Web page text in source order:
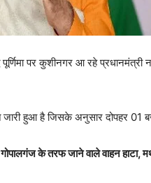
पूर्णिमा पर कुशीनगर आ रहे
जारी हुआ है जिसके अनुसार दोपहर
के तरफ जाने वाले वाहन हाटा,